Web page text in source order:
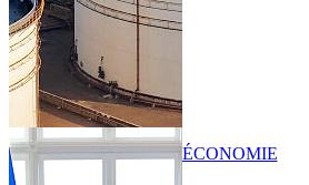
ÉCONOMIE